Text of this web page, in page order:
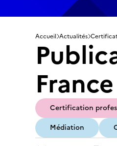
Accueil Actualités
Certification
Médiation